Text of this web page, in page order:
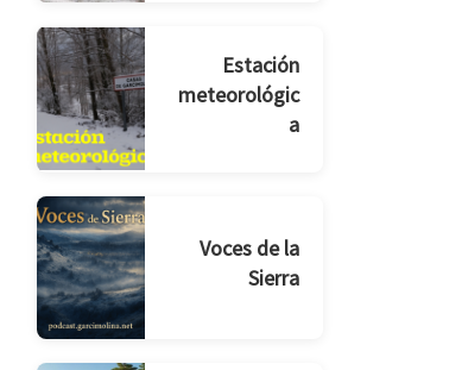
Estación
meteorológic
a
Voces de la
Sierra